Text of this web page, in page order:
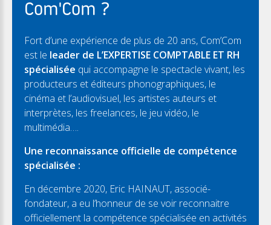
Com'Com ?
Fort d’une expérience de plus de 20 ans, Com’Com
est le leader de L’EXPERTISE COMPTABLE ET RH
spécialisée qui accompagne le spectacle vivant, les
producteurs et éditeurs phonographiques, le
cinéma et l’audiovisuel, les artistes auteurs et
interprètes, les freelances, le jeu vidéo, le
multimédia….
Une reconnaissance officielle de compétence
spécialisée :
En décembre 2020, Eric HAINAUT, associé-
fondateur, a eu l’honneur de se voir reconnaitre
officiellement la compétence spécialisée en activités